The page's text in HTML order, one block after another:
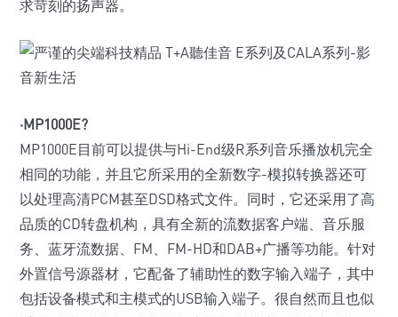
求苛刻的扬声器。
·MP1000E?
MP1000E目前可以提供与Hi-End级R系列音乐播放机完全
相同的功能，并且它所采用的全新数字-模拟转换器还可
以处理高清PCM甚至DSD格式文件。同时，它还采用了高
品质的CD转盘机构，具有全新的流数据客户端、音乐服
务、蓝牙流数据、FM、FM-HD和DAB+广播等功能。针对
外置信号源器材，它配备了辅助性的数字输入端子，其中
包括设备模式和主模式的USB输入端子。很自然而且也似